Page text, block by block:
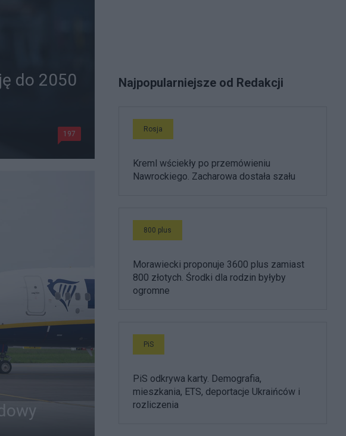
do 2050
197
Najpopularniejsze od Redakcji
Rosja
Kreml wściekły po przemówieniu
Nawrockiego. Zacharowa dostała szału
800 plus
Morawiecki proponuje 3600 plus zamiast
800 złotych. Środki dla rodzin byłyby
ogromne
PiS
PiS odkrywa karty. Demografia,
mieszkania, ETS, deportacje Ukraińców i
rozliczenia